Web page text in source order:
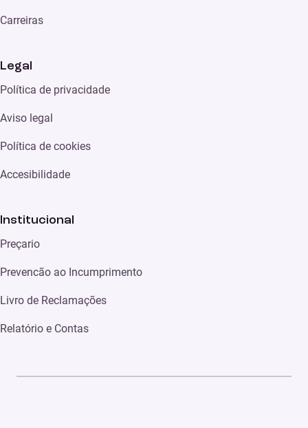
Carreiras
Legal
Política de privacidade
Aviso legal
Política de cookies
Accesibilidade
Institucional
Preçario
Prevencão ao Incumprimento
Livro de Reclamações
Relatório e Contas